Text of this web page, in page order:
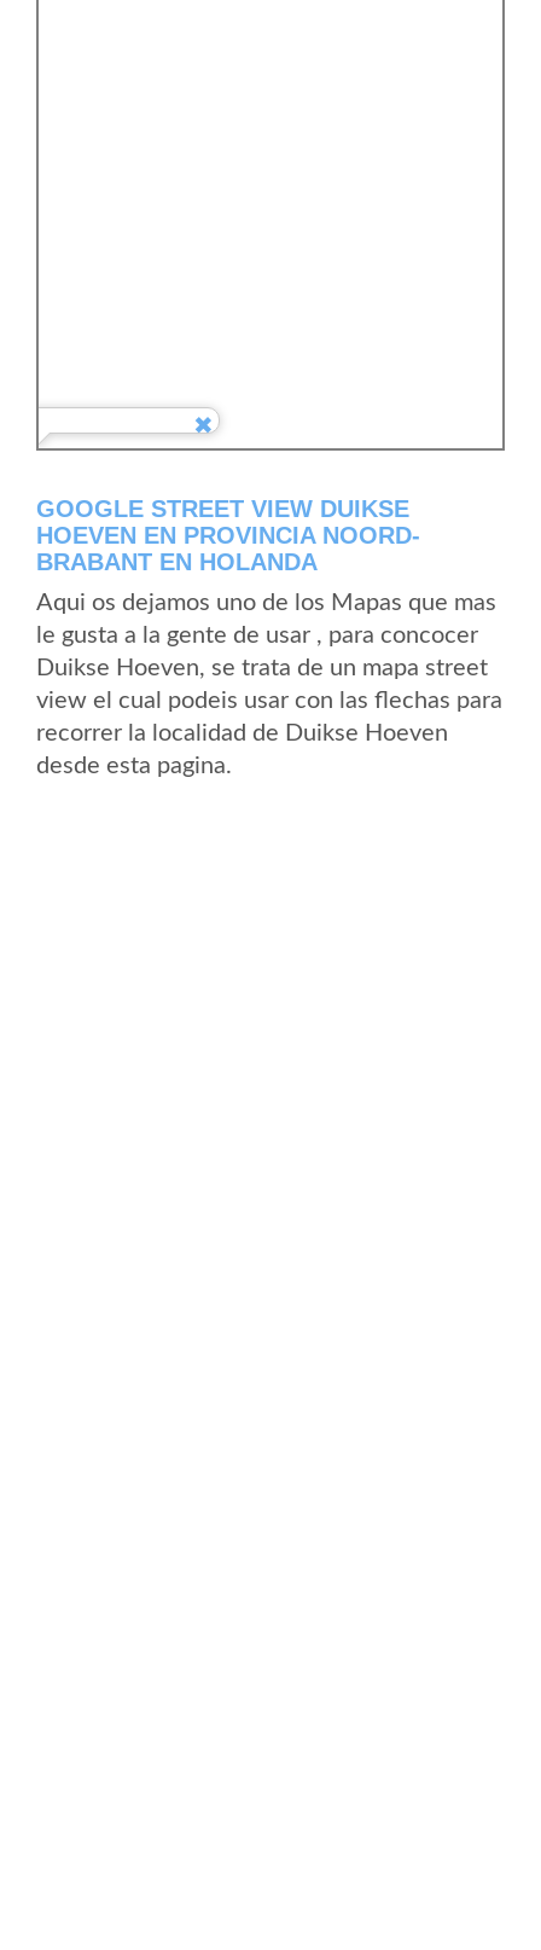
GOOGLE STREET VIEW DUIKSE
HOEVEN EN PROVINCIA NOORD-
BRABANT EN HOLANDA
Aqui os dejamos uno de los Mapas que mas
le gusta a la gente de usar , para concocer
Duikse Hoeven, se trata de un mapa street
view el cual podeis usar con las flechas para
recorrer la localidad de Duikse Hoeven
desde esta pagina.